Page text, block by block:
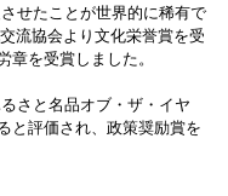
せたことが世界的に稀有で
流協会より文化栄誉賞を受
を受賞しました。
さと名品オブ・ザ・イヤ
と評価され、政策奨励賞を